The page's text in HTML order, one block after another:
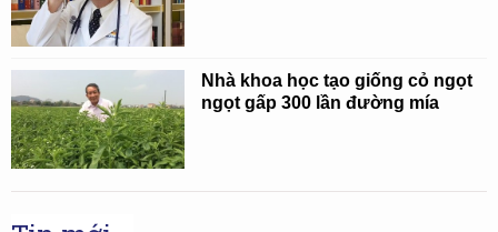
Nhà khoa học tạo giống cỏ ngọt
ngọt gấp 300 lần đường mía